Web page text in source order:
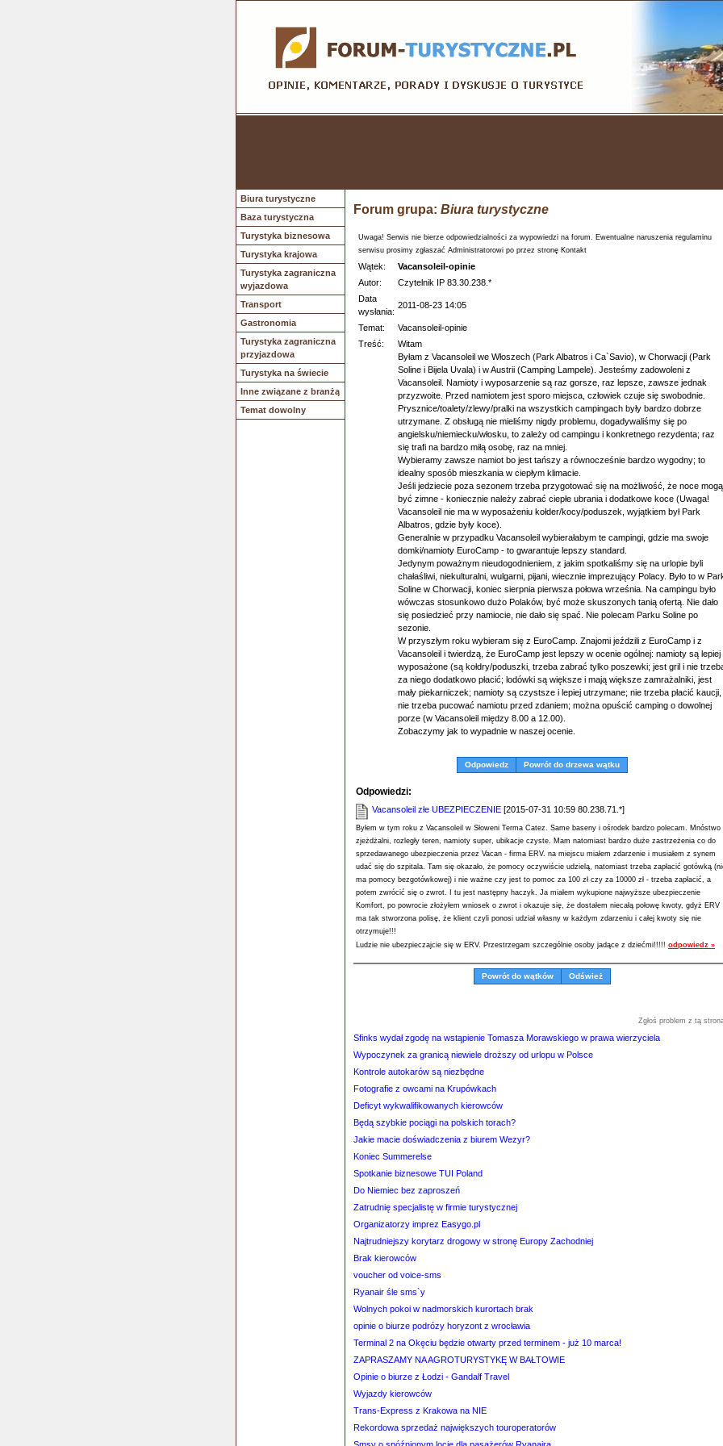
Biura turystyczne
Baza turystyczna
Turystyka biznesowa
Turystyka krajowa
Turystyka zagraniczna
wyjazdowa
Transport
Gastronomia
Turystyka zagraniczna
przyjazdowa
Turystyka na świecie
Inne związane z branżą
Temat dowolny
Forum grupa: Biura turystyczne
Uwaga! Serwis nie bierze odpowiedzialności za wypowiedzi na forum. Ewentualne naruszenia regulaminu
serwisu prosimy zgłaszać Administratorowi po przez stronę Kontakt
Wątek:
Vacansoleil-opinie
Autor:
Czytelnik IP 83.30.238.*
Data
wysłania:
2011-08-23 14:05
Temat:
Vacansoleil-opinie
Treść:
Witam
Byłam z Vacansoleil we Włoszech (Park Albatros i Ca`Savio), w Chorwacji (Park
Soline i Bijela Uvala) i w Austrii (Camping Lampele). Jesteśmy zadowoleni z
Vacansoleil. Namioty i wyposarzenie są raz gorsze, raz lepsze, zawsze jednak
przyzwoite. Przed namiotem jest sporo miejsca, człowiek czuje się swobodnie.
Prysznice/toalety/zlewy/pralki na wszystkich campingach były bardzo dobrze
utrzymane. Z obsługą nie mieliśmy nigdy problemu, dogadywaliśmy się po
angielsku/niemiecku/włosku, to zależy od campingu i konkretnego rezydenta; raz
się trafi na bardzo miłą osobę, raz na mniej.
Wybieramy zawsze namiot bo jest tańszy a równocześnie bardzo wygodny; to
idealny sposób mieszkania w ciepłym klimacie.
Jeśli jedziecie poza sezonem trzeba przygotować się na możliwość, że noce mogą
być zimne - koniecznie należy zabrać ciepłe ubrania i dodatkowe koce (Uwaga!
Vacansoleil nie ma w wyposażeniu kołder/kocy/poduszek, wyjątkiem był Park
Albatros, gdzie były koce).
Generalnie w przypadku Vacansoleil wybierałabym te campingi, gdzie ma swoje
domki/namioty EuroCamp - to gwarantuje lepszy standard.
Jedynym poważnym nieudogodnieniem, z jakim spotkaliśmy się na urlopie byli
chałaśliwi, niekulturalni, wulgarni, pijani, wiecznie imprezujący Polacy. Było to w
Soline w Chorwacji, koniec sierpnia pierwsza połowa września. Na campingu było
wówczas stosunkowo dużo Polaków, być może skuszonych tanią ofertą. Nie dało
się posiedzieć przy namiocie, nie dało się spać. Nie polecam Parku Soline po
sezonie.
W przyszłym roku wybieram się z EuroCamp. Znajomi jeździli z EuroCamp i z
Vacansoleil i twierdzą, że EuroCamp jest lepszy w ocenie ogólnej: namioty są lepiej
wyposażone (są kołdry/poduszki, trzeba zabrać tylko poszewki; jest gril i nie
za niego dodatkowo płacić; lodówki są większe i mają większe zamrażalniki, jest
mały piekarniczek; namioty są czystsze i lepiej utrzymane; nie trzeba płacić kaucji,
nie trzeba pucować namiotu przed zdaniem; można opuścić camping o dowolnej
porze (w Vacansoleil między 8.00 a 12.00).
Zobaczymy jak to wypadnie w naszej ocenie.
Odpowiedz Powrót do drzewa wątku
Odpowiedzi:
Vacansoleil złe UBEZPIECZENIE [2015-07-31 10:59 80.238.71.*]
Byłem w tym roku z Vacansoleil w Słoweni Terma Catez. Same baseny i ośrodek bardzo polecam. Mnóstwo
zjeżdżalni, rozległy teren, namioty super, ubikacje czyste. Mam natomiast bardzo duże zastrzeżenia co do
sprzedawanego ubezpieczenia przez Vacan - firma ERV. na miejscu miałem zdarzenie i musiałem z synem
udać się do szpitala. Tam się okazało, że pomocy oczywiście udzielą, natomiast trzeba zapłacić gotówką
ma pomocy bezgotówkowej) i nie ważne czy jest to pomoc za 100 zł czy za 10000 zł - trzeba zapłacić, a
potem zwrócić się o zwrot. I tu jest następny haczyk. Ja miałem wykupione najwyższe ubezpieczenie
Komfort, po powrocie złożyłem wniosek o zwrot i okazuje się, że dostałem niecałą połowę kwoty, gdyż ERV
ma tak stworzona polisę, że klient czyli ponosi udział własny w każdym zdarzeniu i całej kwoty się nie
otrzymuje!!!
Ludzie nie ubezpieczajcie się w ERV. Przestrzegam szczególnie osoby jadące z dziećmi!!!!! odpowiedz »
Powrót do wątków Odśwież
Zgłoś problem z tą
Sfinks wydał zgodę na wstąpienie Tomasza Morawskiego w prawa wierzyciela
Wypoczynek za granicą niewiele droższy od urlopu w Polsce
Kontrole autokarów są niezbędne
Fotografie z owcami na Krupówkach
Deficyt wykwalifikowanych kierowców
Będą szybkie pociągi na polskich torach?
Jakie macie doświadczenia z biurem Wezyr?
Koniec Summerelse
Spotkanie biznesowe TUI Poland
Do Niemiec bez zaproszeń
Zatrudnię specjalistę w firmie turystycznej
Organizatorzy imprez Easygo.pl
Najtrudniejszy korytarz drogowy w stronę Europy Zachodniej
Brak kierowców
voucher od voice-sms
Ryanair śle sms`y
Wolnych pokoi w nadmorskich kurortach brak
opinie o biurze podrózy horyzont z wrocławia
Terminal 2 na Okęciu będzie otwarty przed terminem - już 10 marca!
ZAPRASZAMY NA AGROTURYSTYKĘ W BAŁTOWIE
Opinie o biurze z Łodzi - Gandalf Travel
Wyjazdy kierowców
Trans-Express z Krakowa na NIE
Rekordowa sprzedaż największych touroperatorów